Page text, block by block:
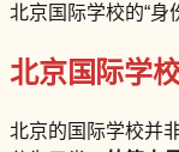
北京国际学校的“身
北京国际学
北京的国际学校并